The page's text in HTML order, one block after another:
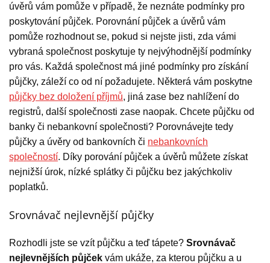
úvěrů vám pomůže v případě, že neznáte podmínky pro
poskytování půjček. Porovnání půjček a úvěrů vám
pomůže rozhodnout se, pokud si nejste jisti, zda vámi
vybraná společnost poskytuje ty nejvýhodnější podmínky
pro vás. Každá společnost má jiné podmínky pro získání
půjčky, záleží co od ní požadujete. Některá vám poskytne
půjčky bez doložení příjmů, jiná zase bez nahlížení do
registrů, další společnosti zase naopak. Chcete půjčku od
banky či nebankovní společnosti? Porovnávejte tedy
půjčky a úvěry od bankovních či nebankovních
společností. Díky porování půjček a úvěrů můžete získat
nejnižší úrok, nízké splátky či půjčku bez jakýchkoliv
poplatků.
Srovnávač nejlevnější půjčky
Rozhodli jste se vzít půjčku a teď tápete? Srovnávač
nejlevnějších půjček vám ukáže, za kterou půjčku a u